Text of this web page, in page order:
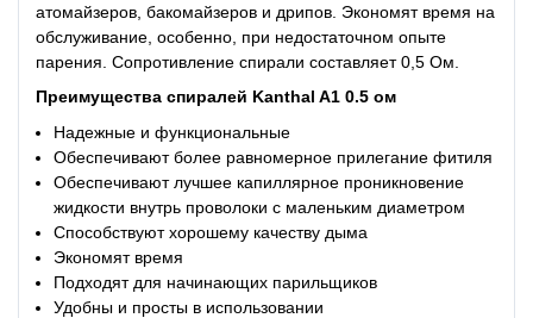
атомайзеров, бакомайзеров и дрипов. Экономят время на
обслуживание, особенно, при недостаточном опыте
парения. Сопротивление спирали составляет 0,5 Ом.
Преимущества спиралей Kanthal A1 0.5 ом
Надежные и функциональные
Обеспечивают более равномерное прилегание фитиля
Обеспечивают лучшее капиллярное проникновение
жидкости внутрь проволоки с маленьким диаметром
Способствуют хорошему качеству дыма
Экономят время
Подходят для начинающих парильщиков
Удобны и просты в использовании